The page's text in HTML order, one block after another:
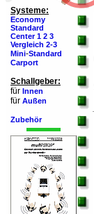
Systeme:
Economy
Standard
Center 1 2 3
Vergleich 2-3
Mini-Standard
Carport
Schallgeber:
für Innen
für Außen
Zubehör